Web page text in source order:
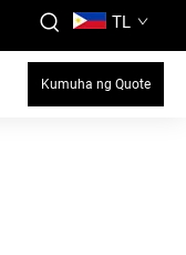
TL
Kumuha ng Quote